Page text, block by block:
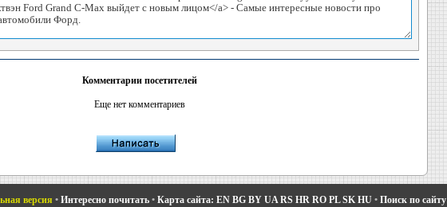
Комментарии посетителей
Еще нет комментариев
версия • Интересно почитать • Карта сайта: EN BG BY UA RS HR RO PL SK HU • Поиск по сайту